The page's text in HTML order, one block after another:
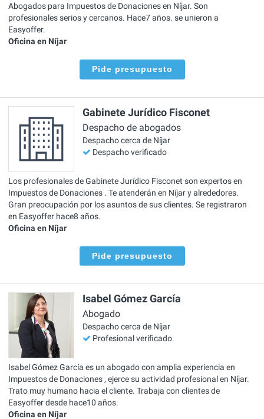
Abogados para Impuestos de Donaciones en Níjar. Son
profesionales serios y cercanos. Hace7 años. se unieron a
Easyoffer.
Oficina en Níjar
Pide presupuesto
Gabinete Jurídico Fisconet
Despacho de abogados
Despacho cerca de Níjar
Despacho verificado
Los profesionales de Gabinete Jurídico Fisconet son expertos en
Impuestos de Donaciones . Te atenderán en Níjar y alrededores.
Gran preocupación por los asuntos de sus clientes. Se registraron
en Easyoffer hace8 años.
Oficina en Níjar
Pide presupuesto
Isabel Gómez García
Abogado
Despacho cerca de Níjar
Profesional verificado
Isabel Gómez García es un abogado con amplia experiencia en
Impuestos de Donaciones , ejerce su actividad profesional en Níjar.
Trato muy humano hacia el cliente. Trabaja con clientes de
Easyoffer desde hace10 años.
Oficina en Níjar